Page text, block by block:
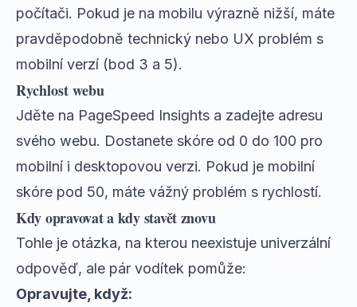
počítači. Pokud je na mobilu výrazně nižší, máte
pravděpodobně technický nebo UX problém s
mobilní verzí (bod 3 a 5).
Rychlost webu
Jděte na PageSpeed Insights a zadejte adresu
svého webu. Dostanete skóre od 0 do 100 pro
mobilní i desktopovou verzi. Pokud je mobilní
skóre pod 50, máte vážný problém s rychlostí.
Kdy opravovat a kdy stavět znovu
Tohle je otázka, na kterou neexistuje univerzální
odpověď, ale pár vodítek pomůže:
Opravujte, když: